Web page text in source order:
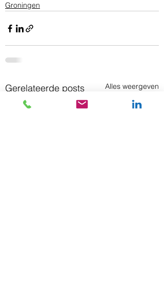
Groningen
Gerelateerde posts Alles weergeven